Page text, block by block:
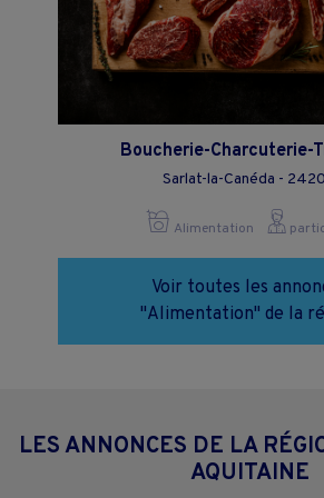
Boucherie-Charcuterie-
Sarlat-la-Canéda -
Alimentation
Voir toutes les
"Alimentation" de la
LES ANNONCES DE LA
AQUITAINE